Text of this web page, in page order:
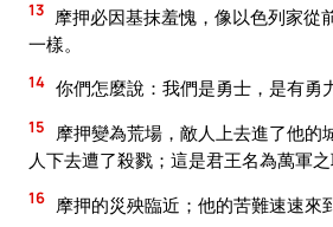
13 摩押必因基抹羞愧，像以色列家從
一樣。
14 你們怎麼說：我們是勇士，是有勇
15
摩押變為荒場，敵人上去進了他的
人下去遭了殺戮；這是君王名為萬軍之
16 摩押的災殃臨近；他的苦難速速來